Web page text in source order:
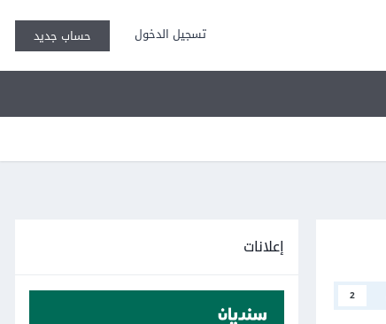
تسجيل الدخول حساب جديد
2
إعلانات